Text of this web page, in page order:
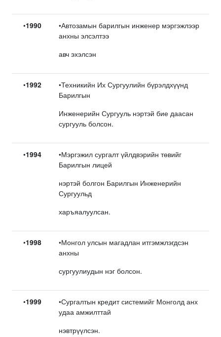
•1990
•Автозамын барилгын инженер мэргэжлээр
анхны элсэлтээ
авч эхэлсэн
•1992
•Техникийн Их Сургуулийн бүрэлдхүүнд
Барилгын
Инженерийн Сургууль нэртэй бие даасан
сургууль болсон.
•1994
•Мэргэжил сургалт үйлдвэрийн төвийг
Барилгын лицей
нэртэй болгон Барилгын Инженерийн
Сургуульд
харъяалуулсан.
•1998
•Монгол улсын магадлан итгэмжлэгдсэн
анхны
сургуулиудын нэг болсон.
•1999
•Сургалтын кредит системийг Монголд анх
удаа амжилттай
нэвтрүүлсэн.